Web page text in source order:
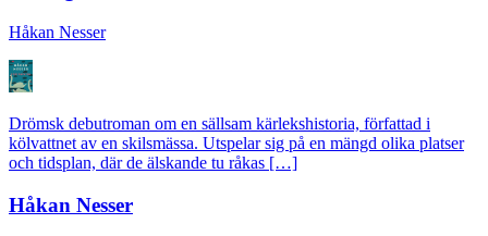
Håkan Nesser
Drömsk debutroman om en sällsam kärlekshistoria, författad i
kölvattnet av en skilsmässa. Utspelar sig på en mängd olika platser
och tidsplan, där de älskande tu råkas […]
Håkan Nesser